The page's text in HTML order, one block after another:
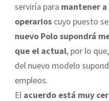
serviría para mantener
operarios cuyo puesto
nuevo Polo supondrá
que el actual, por lo
del nuevo modelo
empleos.
El acuerdo está muy